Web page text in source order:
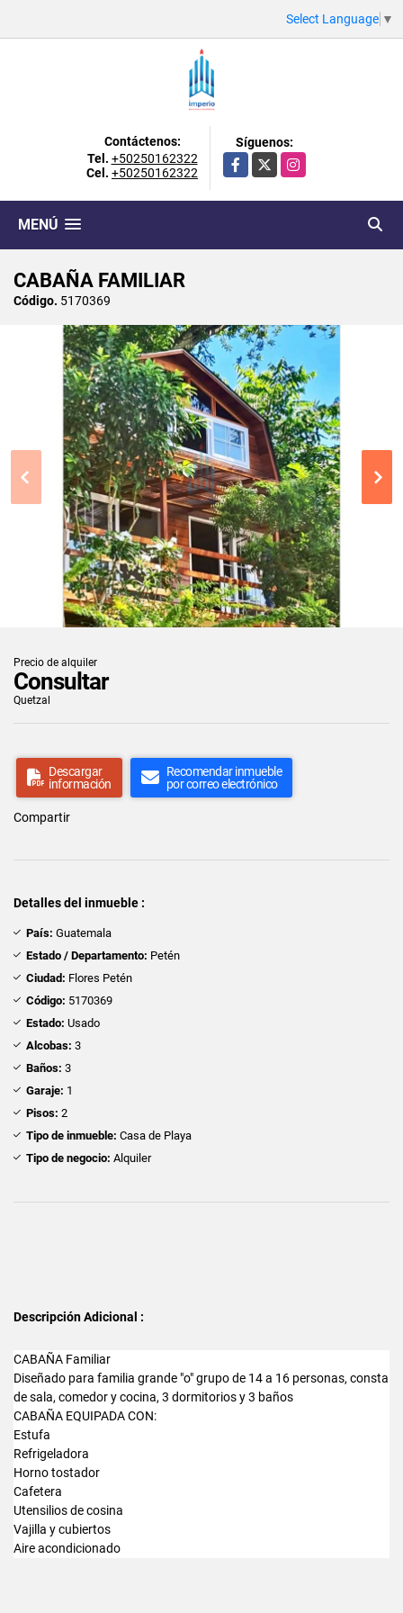
Select Language ▼
Contáctenos:
Tel. +50250162322
Cel. +50250162322
Síguenos:
Facebook
X Instagram
MENÚ
CABAÑA FAMILIAR
Código. 5170369
Precio de alquiler
Consultar
Quetzal
Descargar
información
Recomendar inmueble
por correo electrónico
Compartir
Detalles del inmueble :
País: Guatemala
Estado / Departamento: Petén
Ciudad: Flores Petén
Código: 5170369
Estado: Usado
Alcobas: 3
Baños: 3
Garaje: 1
Pisos: 2
Tipo de inmueble: Casa de Playa
Tipo de negocio: Alquiler
Descripción Adicional :
CABAÑA Familiar
Diseñado para familia grande "o" grupo de 14 a 16 personas, consta
de sala, comedor y cocina, 3 dormitorios y 3 baños
CABAÑA EQUIPADA CON:
Estufa
Refrigeladora
Horno tostador
Cafetera
Utensilios de cosina
Vajilla y cubiertos
Aire acondicionado